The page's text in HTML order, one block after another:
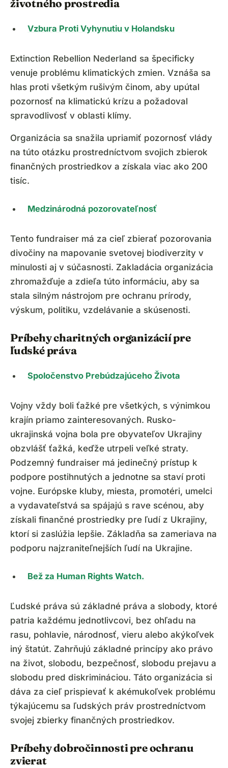
životného prostredia
Vzbura Proti Vyhynutiu v Holandsku
Extinction Rebellion Nederland sa špecificky
venuje problému klimatických zmien. Vznáša sa
hlas proti všetkým rušivým činom, aby upútal
pozornosť na klimatickú krízu a požadoval
spravodlivosť v oblasti klímy.
Organizácia sa snažila upriamiť pozornosť vlády
na túto otázku prostredníctvom svojich zbierok
finančných prostriedkov a získala viac ako 200
tisíc.
Medzinárodná pozorovateľnosť
Tento fundraiser má za cieľ zbierať pozorovania
divočiny na mapovanie svetovej biodiverzity v
minulosti aj v súčasnosti. Zakladácia organizácia
zhromažďuje a zdieľa túto informáciu, aby sa
stala silným nástrojom pre ochranu prírody,
výskum, politiku, vzdelávanie a skúsenosti.
Príbehy charitných organizácií pre
ľudské práva
Spoločenstvo Prebúdzajúceho Života
Vojny vždy boli ťažké pre všetkých, s výnimkou
krajín priamo zainteresovaných. Rusko-
ukrajinská vojna bola pre obyvateľov Ukrajiny
obzvlášť ťažká, keďže utrpeli veľké straty.
Podzemný fundraiser má jedinečný prístup k
podpore postihnutých a jednotne sa staví proti
vojne. Európske kluby, miesta, promotéri, umelci
a vydavateľstvá sa spájajú s rave scénou, aby
získali finančné prostriedky pre ľudí z Ukrajiny,
ktorí si zaslúžia lepšie. Základňa sa zameriava na
podporu najzraniteľnejších ľudí na Ukrajine.
Bež za Human Rights Watch.
Ľudské práva sú základné práva a slobody, ktoré
patria každému jednotlivcovi, bez ohľadu na
rasu, pohlavie, národnosť, vieru alebo akýkoľvek
iný štatút. Zahrňujú základné princípy ako právo
na život, slobodu, bezpečnosť, slobodu prejavu a
slobodu pred diskrimináciou. Táto organizácia si
dáva za cieľ prispievať k akémukoľvek problému
týkajúcemu sa ľudských práv prostredníctvom
svojej zbierky finančných prostriedkov.
Príbehy dobročinnosti pre ochranu
zvierat